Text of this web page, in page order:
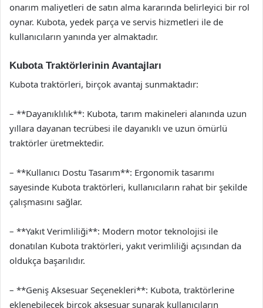
onarım maliyetleri de satın alma kararında belirleyici bir rol
oynar. Kubota, yedek parça ve servis hizmetleri ile de
kullanıcıların yanında yer almaktadır.
Kubota Traktörlerinin Avantajları
Kubota traktörleri, birçok avantaj sunmaktadır:
– **Dayanıklılık**: Kubota, tarım makineleri alanında uzun
yıllara dayanan tecrübesi ile dayanıklı ve uzun ömürlü
traktörler üretmektedir.
– **Kullanıcı Dostu Tasarım**: Ergonomik tasarımı
sayesinde Kubota traktörleri, kullanıcıların rahat bir şekilde
çalışmasını sağlar.
– **Yakıt Verimliliği**: Modern motor teknolojisi ile
donatılan Kubota traktörleri, yakıt verimliliği açısından da
oldukça başarılıdır.
– **Geniş Aksesuar Seçenekleri**: Kubota, traktörlerine
eklenebilecek birçok aksesuar sunarak kullanıcıların